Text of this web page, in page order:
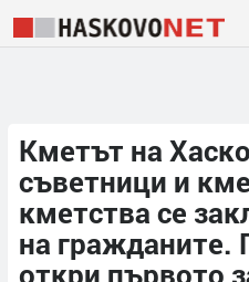
Кметът на
съветници и
кметства се
на гражданите.
откри първото